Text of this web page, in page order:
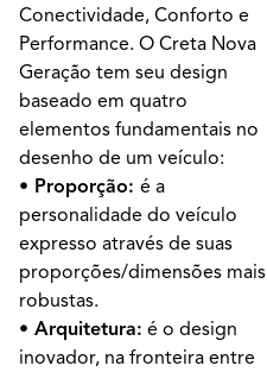
Conectividade, Conforto e
Performance. O Creta Nova
Geração tem seu design
baseado em quatro
elementos fundamentais no
desenho de um veículo:
• Proporção: é a
personalidade do veículo
expresso através de suas
proporções/dimensões mais
robustas.
• Arquitetura: é o design
inovador, na fronteira entre